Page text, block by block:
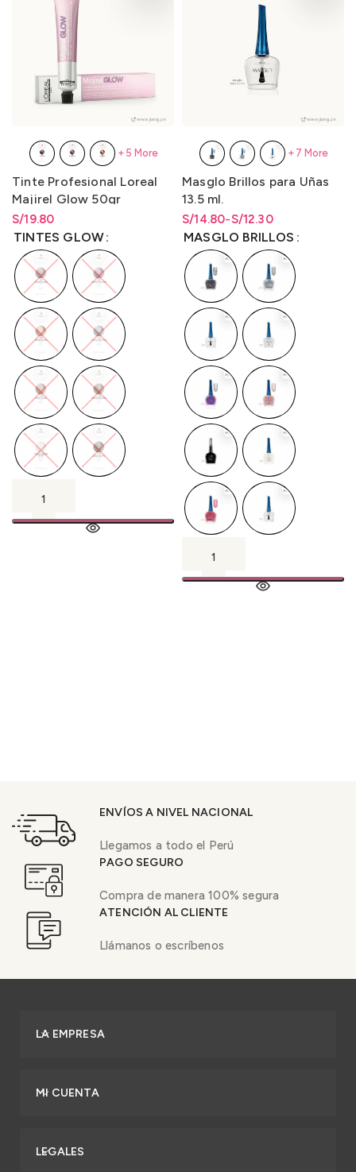
Tinte Profesional Loreal
Majirel Glow 50gr
LO3000M1
S/19.80
Rango de precios: desde
S/19.80hastaS/19.80
TINTES GLOW
+5 More
Masglo Brillos para Uñas
13.5 ml.
S/12.30
-
S/14.80
Rango de precios: desde
S/12.30 hasta S/14.80
Rango de precios: desde
S/12.30 hastaS/ 14.80
MASGLO BRILLOS
+7 More
ENVÍOS A NIVEL NACIONAL
Llegamos a todo el Perú
PAGO SEGURO
Compra de manera 100% segura
ATENCIÓN AL CLIENTE
Llámanos o escríbenos
LA EMPRESA
MI CUENTA
LEGALES